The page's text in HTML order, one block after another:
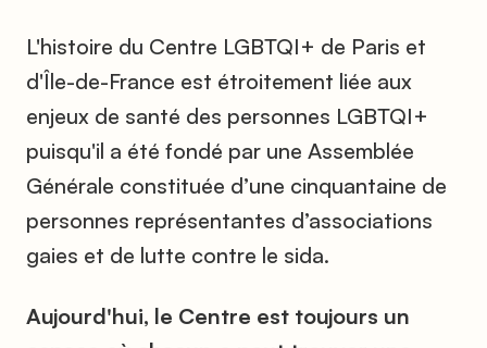
L'histoire du Centre LGBTQI+ de Paris et
d'Île-de-France est étroitement liée aux
enjeux de santé des personnes LGBTQI+
puisqu'il a été fondé par une Assemblée
Générale constituée d’une cinquantaine de
personnes représentantes d’associations
gaies et de lutte contre le sida.
Aujourd'hui, le Centre est toujours un